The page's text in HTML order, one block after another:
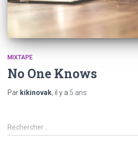
MIXTAPE
No One Knows
Par kikinovak , il y a 5 ans
R
e
Rechercher…